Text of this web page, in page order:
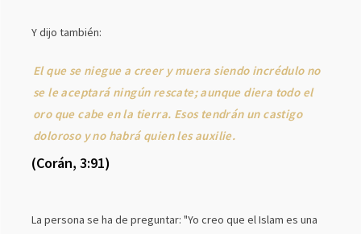
Y dijo también:
El que se niegue a creer y muera siendo incrédulo no
se le aceptará ningún rescate; aunque diera todo el
oro que cabe en la tierra. Esos tendrán un castigo
doloroso y no habrá quien les auxilie.
(Corán, 3:91)
La persona se ha de preguntar: "Yo creo que el Islam es una